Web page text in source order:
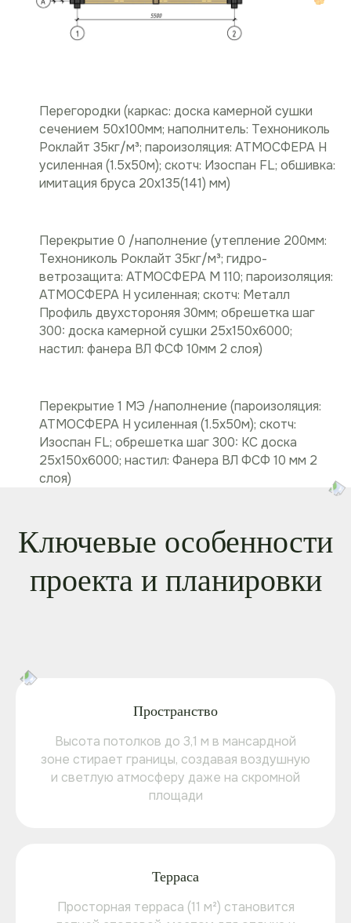
Перегородки (каркас: доска камерной сушки
сечением 50х100мм; наполнитель: Технониколь
Роклайт 35кг/м³; пароизоляция: АТМОСФЕРА Н
усиленная (1.5х50м); скотч: Изоспан FL; обшивка:
имитация бруса 20х135(141) мм)
Перекрытие 0 /наполнение (утепление 200мм:
Технониколь Роклайт 35кг/м³; гидро-
ветрозащита: АТМОСФЕРА M 110; пароизоляция:
АТМОСФЕРА Н усиленная; скотч: Металл
Профиль двухстороняя 30мм; обрешетка шаг
300: доска камерной сушки 25х150х6000;
настил: фанера ВЛ ФСФ 10мм 2 слоя)
Перекрытие 1 МЭ /наполнение (пароизоляция:
АТМОСФЕРА Н усиленная (1.5х50м); скотч:
Изоспан FL; обрешетка шаг 300: КС доска
25х150х6000; настил: Фанера ВЛ ФСФ 10 мм 2
слоя)
Ключевые особенности
проекта и планировки
Пространство
Высота потолков до 3,1 м в мансардной
зоне стирает границы, создавая воздушную
и светлую атмосферу даже на скромной
площади
Терраса
Просторная терраса (11 м²) становится